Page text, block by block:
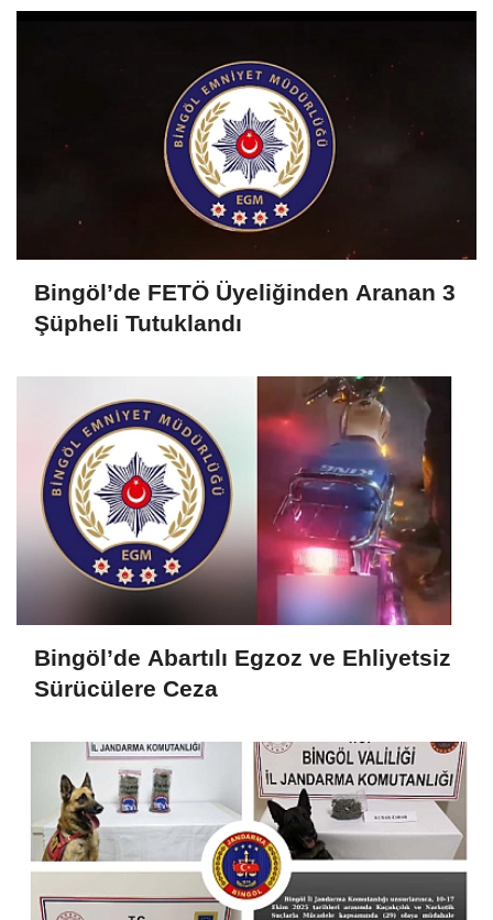
Bingöl’de FETÖ Üyeliğinden Aranan 3
Şüpheli Tutuklandı
Bingöl’de Abartılı Egzoz ve Ehliyetsiz
Sürücülere Ceza